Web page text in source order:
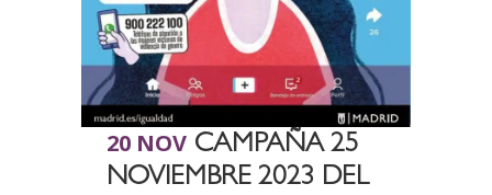
20 NOV CAMPAÑA 25
NOVIEMBRE 2023 DEL